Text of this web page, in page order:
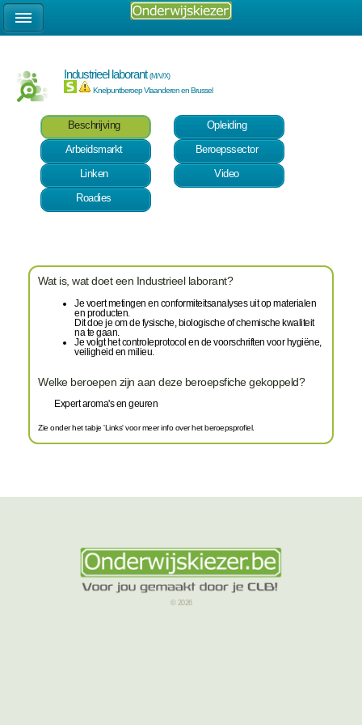
Industrieel laborant(M/V/X)
Knelpuntberoep Vlaanderen en Brussel
Beschrijving
Opleiding
Arbeidsmarkt
Beroepssector
Linken
Video
Roadies
Wat is, wat doet een Industrieel laborant?
Je voert metingen en conformiteitsanalyses uit op materialen
en producten.
Dit doe je om de fysische, biologische of chemische kwaliteit
na te gaan.
Je volgt het controleprotocol en de voorschriften voor hygiëne,
veiligheid en milieu.
Welke beroepen zijn aan deze beroepsfiche gekoppeld?
Expert aroma's en geuren
Zie onder het tabje 'Links' voor meer info over het beroepsprofiel.
© 2026